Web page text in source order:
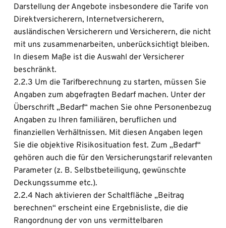
Darstellung der Angebote insbesondere die Tarife von
Direktversicherern, Internetversicherern,
ausländischen Versicherern und Versicherern, die nicht
mit uns zusammenarbeiten, unberücksichtigt bleiben.
In diesem Maße ist die Auswahl der Versicherer
beschränkt.
2.2.3 Um die Tarifberechnung zu starten, müssen Sie
Angaben zum abgefragten Bedarf machen. Unter der
Überschrift „Bedarf“ machen Sie ohne Personenbezug
Angaben zu Ihren familiären, beruflichen und
finanziellen Verhältnissen. Mit diesen Angaben legen
Sie die objektive Risikosituation fest. Zum „Bedarf“
gehören auch die für den Versicherungstarif relevanten
Parameter (z. B. Selbstbeteiligung, gewünschte
Deckungssumme etc.).
2.2.4 Nach aktivieren der Schaltfläche „Beitrag
berechnen“ erscheint eine Ergebnisliste, die die
Rangordnung der von uns vermittelbaren